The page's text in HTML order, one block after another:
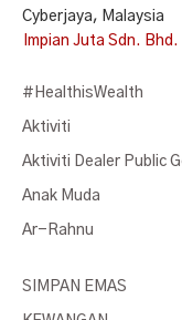
Cyberjaya, Malaysia
Impian Juta Sdn.
#HealthisWealth
Aktiviti
Aktiviti Dealer Public
Anak Muda
Ar-Rahnu
SIMPAN EMAS